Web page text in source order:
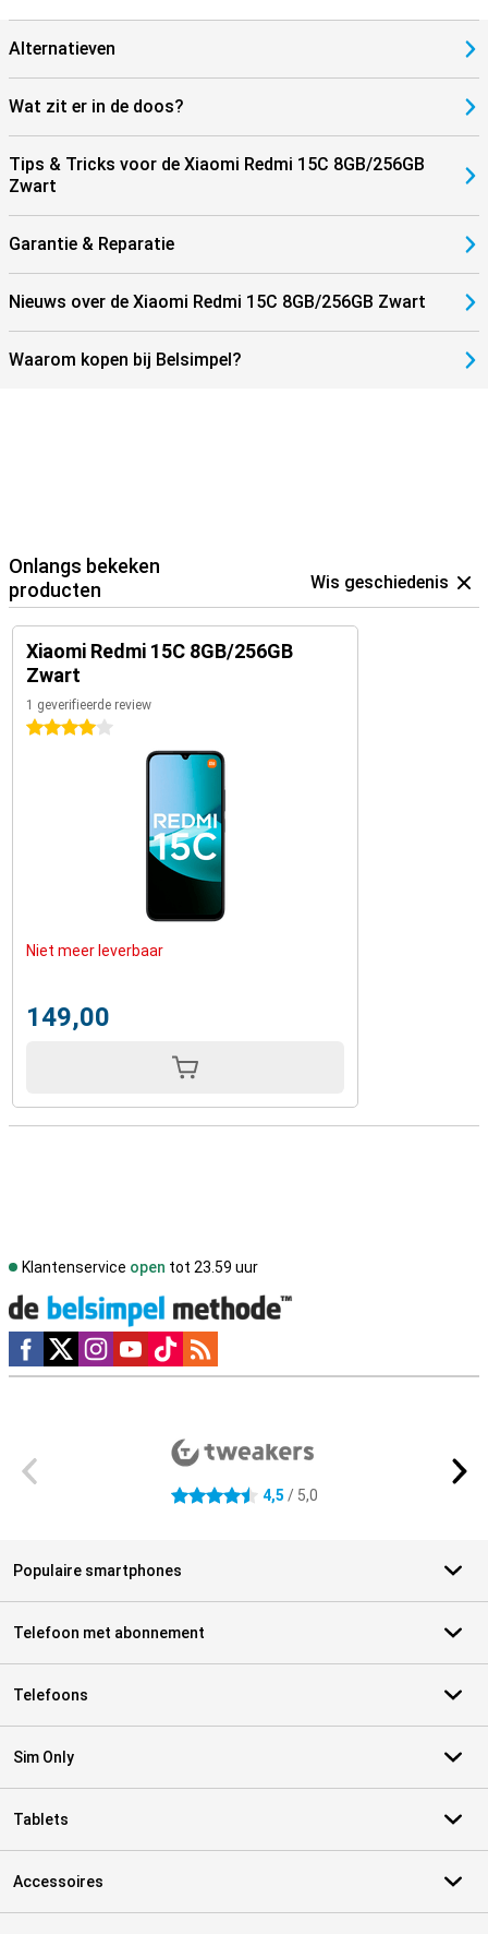
Alternatieven
Wat zit er in de doos?
Tips & Tricks voor de Xiaomi Redmi 15C 8GB/256GB
Zwart
Garantie & Reparatie
Nieuws over de Xiaomi Redmi 15C 8GB/256GB Zwart
Waarom kopen bij Belsimpel?
Onlangs bekeken
producten
Wis geschiedenis
Xiaomi Redmi 15C 8GB/256GB
Zwart
1 geverifieerde review
4 sterren
Niet meer leverbaar
149,00
Klantenservice open tot 23.59 uur
Social media
4.5 sterren 4,5 / 5,0
Populaire smartphones
Telefoon met abonnement
Telefoons
Sim Only
Tablets
Accessoires